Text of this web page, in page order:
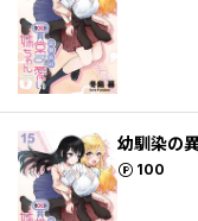
幼馴染の
100
ポイント